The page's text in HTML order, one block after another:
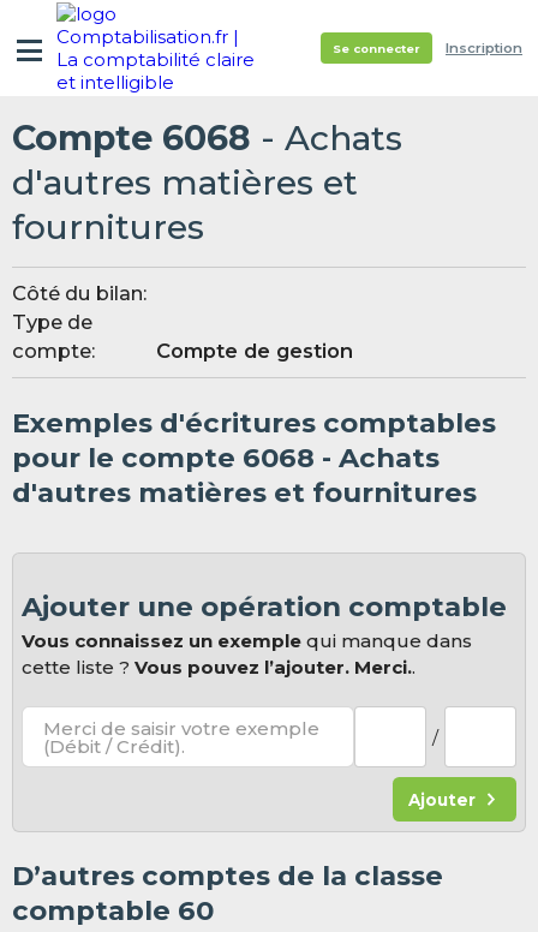
Se connecter Inscription
Compte 6068 - Achats
d'autres matières et
fournitures
Côté du bilan:
Type de
compte:
Compte de gestion
Exemples d'écritures comptables
pour le compte 6068 - Achats
d'autres matières et fournitures
Ajouter une opération comptable
Vous connaissez un exemple qui manque dans
cette liste ?Vous pouvez l’ajouter. Merci..
Merci de saisir votre exemple
(Débit / Crédit). /
Ajouter
D’autres comptes de la classe
comptable 60